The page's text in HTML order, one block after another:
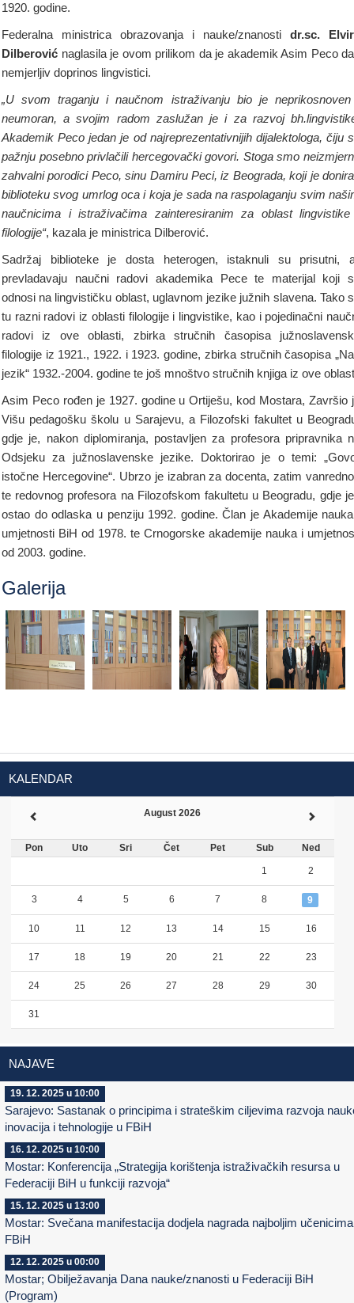
1920. godine.
Federalna ministrica obrazovanja i nauke/znanosti dr.sc.
Dilberović naglasila je ovom prilikom da je akademik Asim Peco
nemjerljiv doprinos lingvistici.
„U svom traganju i naučnom istraživanju bio je
neumoran, a svojim radom zaslužan je i za razvoj
Akademik Peco jedan je od najreprezentativnijih dijalektologa, čiju
pažnju posebno privlačili hercegovački govori. Stoga smo
zahvalni porodici Peco, sinu Damiru Peci, iz Beograda, koji je
biblioteku svog umrlog oca i koja je sada na raspolaganju svim
naučnicima i istraživačima zainteresiranim za oblast
filologije“, kazala je ministrica Dilberović.
Sadržaj biblioteke je dosta heterogen, istaknuli su prisutni,
prevladavaju naučni radovi akademika Pece te materijal koji
odnosi na lingvističku oblast, uglavnom jezike južnih slavena. Tako
tu razni radovi iz oblasti filologije i lingvistike, kao i pojedinačni
radovi iz ove oblasti, zbirka stručnih časopisa
filologije iz 1921., 1922. i 1923. godine, zbirka stručnih časopisa
jezik“ 1932.-2004. godine te još mnoštvo stručnih knjiga iz ove
Asim Peco rođen je 1927. godine u Ortiješu, kod Mostara, Završio
Višu pedagošku školu u Sarajevu, a Filozofski fakultet u
gdje je, nakon diplomiranja, postavljen za profesora pripravnika
Odsjeku za južnoslavenske jezike. Doktorirao je o temi:
istočne Hercegovine“. Ubrzo je izabran za docenta, zatim
te redovnog profesora na Filozofskom fakultetu u Beogradu, gdje
ostao do odlaska u penziju 1992. godine. Član je Akademije
umjetnosti BiH od 1978. te Crnogorske akademije nauka i
od 2003. godine.
Galerija
KALENDAR
August 2026
Pon Uto Sri Čet Pet Sub Ned
1 2
3 4 5 6 7 8 9
10 11 12 13 14 15 16
17 18 19 20 21 22 23
24 25 26 27 28 29 30
31
NAJAVE
19. 12. 2025 u 10:00
Sarajevo: Sastanak o principima i strateškim ciljevima razvoja
inovacija i tehnologije u FBiH
16. 12. 2025 u 10:00
Mostar: Konferencija „Strategija korištenja istraživačkih resursa u
Federaciji BiH u funkciji razvoja“
15. 12. 2025 u 13:00
Mostar: Svečana manifestacija dodjela nagrada najboljim
FBiH
12. 12. 2025 u 00:00
Mostar; Obilježavanja Dana nauke/znanosti u Federaciji BiH
(Program)